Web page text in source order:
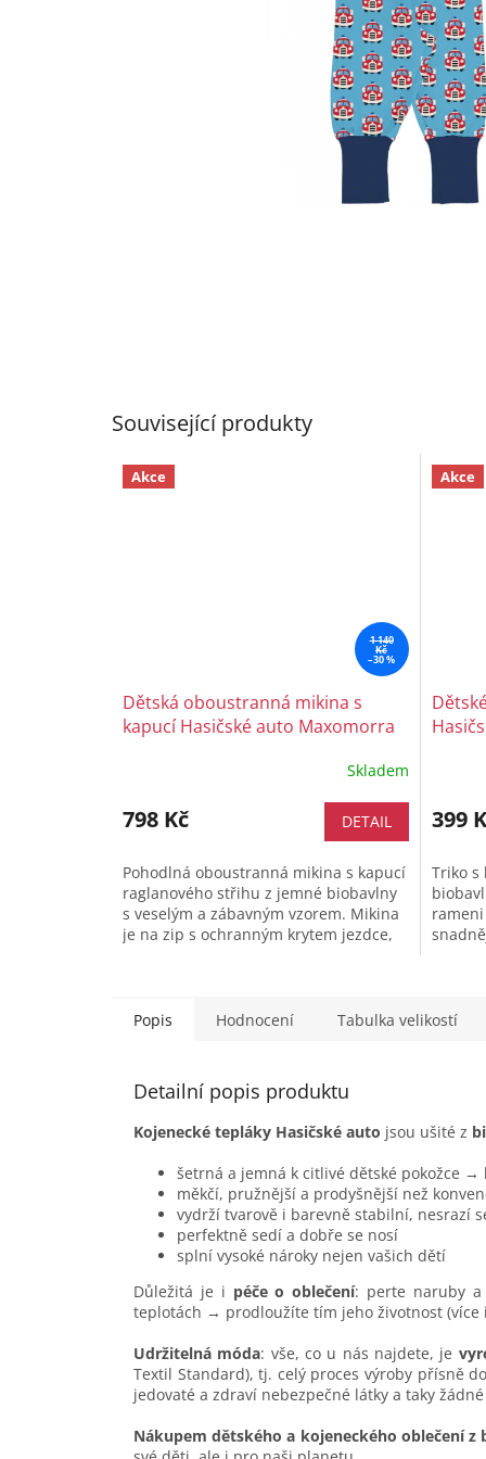
Související produkty
Akce
1 140
Kč
–30 %
Dětská oboustranná mikina s
kapucí Hasičské auto Maxomorra
Skladem
798 Kč DETAIL
Pohodlná oboustranná mikina s kapucí
raglanového střihu z jemné biobavlny
s veselým a zábavným vzorem. Mikina
je na zip s ochranným krytem jezdce,
Akce
399
Triko s
Popis Hodnocení Tabulka velikostí
Detailní popis produktu
Kojenecké tepláky Hasičské auto jsou ušité z
šetrná a jemná k citlivé dětské pokožce
měkčí, pružnější a prodyšnější než
vydrží tvarově i barevně stabilní, nesrazí
perfektně sedí a dobře se nosí
splní vysoké nároky nejen vašich dětí
Důležitá je i péče o oblečení: perte naruby a
teplotách → prodloužíte tím jeho životnost (více
Udržitelná móda: vše, co u nás najdete, je
Textil Standard), tj. celý proces výroby přísně
jedovaté a zdraví nebezpečné látky a taky
Nákupem dětského a kojeneckého oblečení z